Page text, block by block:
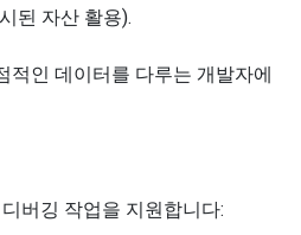
된 자산 활용).
적인 데이터를 다루는 개발자에
버깅 작업을 지원합니다: